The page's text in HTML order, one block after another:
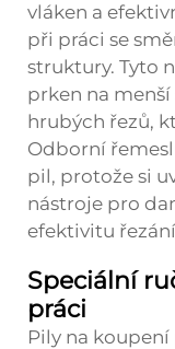
vláken a
při práci se
struktury. Tyto
prken na
hrubých řezů,
Odborní
pil, protože si
nástroje pro
efektivitu
Speciální
práci
Pily na